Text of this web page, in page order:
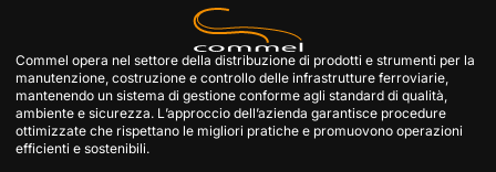
Commel opera nel settore della distribuzione di prodotti e strumenti per la
manutenzione, costruzione e controllo delle infrastrutture ferroviarie,
mantenendo un sistema di gestione conforme agli standard di qualità,
ambiente e sicurezza. L’approccio dell’azienda garantisce procedure
ottimizzate che rispettano le migliori pratiche e promuovono operazioni
efficienti e sostenibili.